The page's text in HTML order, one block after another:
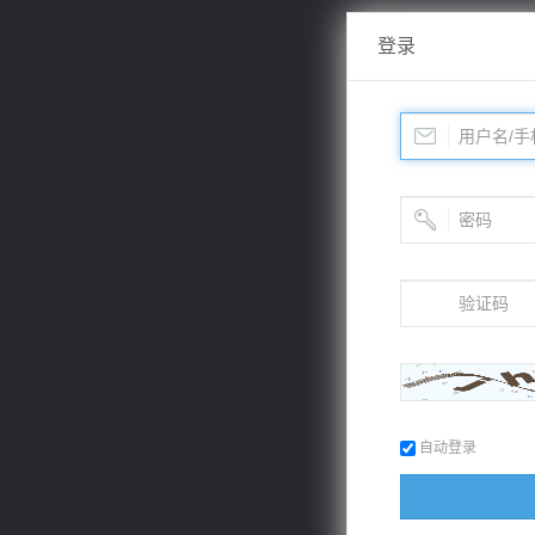
登录
自动登录